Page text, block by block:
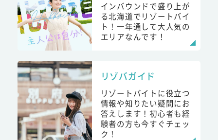
インバウンドで盛り上が
る北海道でリゾートバイ
ト！一年通して大人気の
エリアなんです！
リゾバガイド
リゾートバイトに役立つ
情報や知りたい疑問にお
答えします！初心者も経
験者の方も今すぐチェッ
ク！